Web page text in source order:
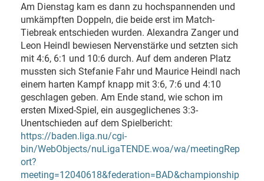
Am Dienstag kam es dann zu hochspannenden und
umkämpften Doppeln, die beide erst im Match-
Tiebreak entschieden wurden. Alexandra Zanger und
Leon Heindl bewiesen Nervenstärke und setzten sich
mit 4:6, 6:1 und 10:6 durch. Auf dem anderen Platz
mussten sich Stefanie Fahr und Maurice Heindl nach
einem harten Kampf knapp mit 3:6, 7:6 und 4:10
geschlagen geben. Am Ende stand, wie schon im
ersten Mixed-Spiel, ein ausgeglichenes 3:3-
Unentschieden auf dem Spielbericht:
https://baden.liga.nu/cgi-
bin/WebObjects/nuLigaTENDE.woa/wa/meetingRep
ort?
meeting=12040618&federation=BAD&championship